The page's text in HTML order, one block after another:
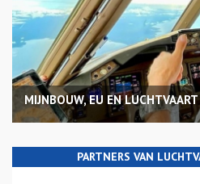
MIJNBOUW, EU EN LUCHTVAART
PARTNERS VAN